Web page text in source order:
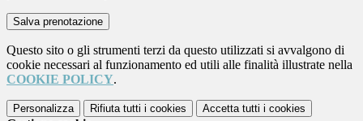
Questo sito o gli strumenti terzi da questo utilizzati si avvalgono di
cookie necessari al funzionamento ed utili alle finalità illustrate nella
COOKIE POLICY.
Personalizza Rifiuta tutti i cookies Accetta tutti i cookies